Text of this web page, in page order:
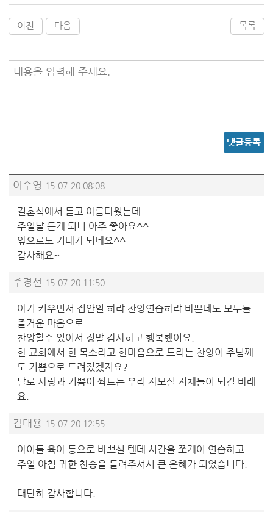
이전 다음 목록
내용을 입력해 주세요.
댓글등록
이수영 15-07-20 08:08
결혼식에서 듣고 아름다웠는데
주일날 듣게 되니 아주 좋아요^^
앞으로도 기대가 되네요^^
감사해요~
주경선 15-07-20 11:50
아기 키우면서 집안일 하랴 찬양연습하랴 바쁜데도 모두들
즐거운 마음으로
찬양할수 있어서 정말 감사하고 행복했어요.
한 교회에서 한 목소리고 한마음으로 드리는 찬양이 주님께
도 기쁨으로 드려졌겠지요?
날로 사랑과 기쁨이 싹트는 우리 자모실 지체들이 되길 바래
요.
김대용 15-07-20 12:55
아이들 육아 등으로 바쁘실 텐데 시간을 쪼개어 연습하고
주일 아침 귀한 찬송을 들려주셔서 큰 은혜가 되었습니다.
대단히 감사합니다.